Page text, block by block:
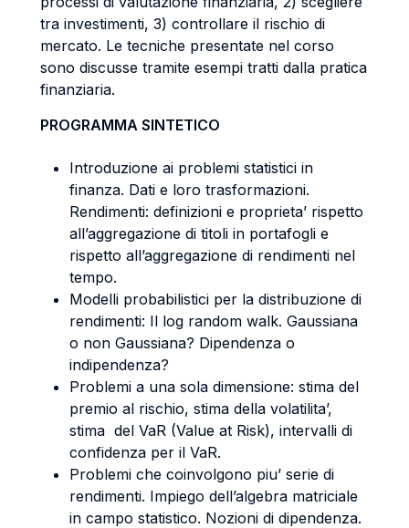
tra investimenti, 3) controllare il rischio di
mercato. Le tecniche presentate nel corso
sono discusse tramite esempi tratti dalla pratica
finanziaria.
PROGRAMMA SINTETICO
Introduzione ai problemi statistici in
finanza. Dati e loro trasformazioni.
Rendimenti: definizioni e proprieta’ rispetto
all’aggregazione di titoli in portafogli e
rispetto all’aggregazione di rendimenti nel
tempo.
Modelli probabilistici per la distribuzione di
rendimenti: Il log random walk. Gaussiana
o non Gaussiana? Dipendenza o
indipendenza?
Problemi a una sola dimensione: stima del
premio al rischio, stima della volatilita’,
stima del VaR (Value at Risk), intervalli di
confidenza per il VaR.
Problemi che coinvolgono piu’ serie di
rendimenti. Impiego dell’algebra matriciale
in campo statistico. Nozioni di dipendenza.